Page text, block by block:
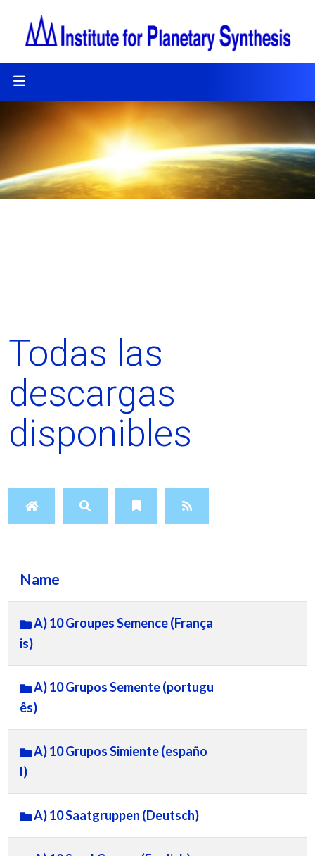
Todas las
descargas
disponibles
Name
A) 10 Groupes Semence (França
is)
A) 10 Grupos Semente (portugu
ês)
A) 10 Grupos Simiente (españo
l)
A) 10 Saatgruppen (Deutsch)